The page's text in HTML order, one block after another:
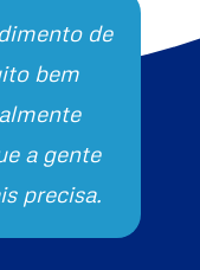
de
bem
a gente
precisa.